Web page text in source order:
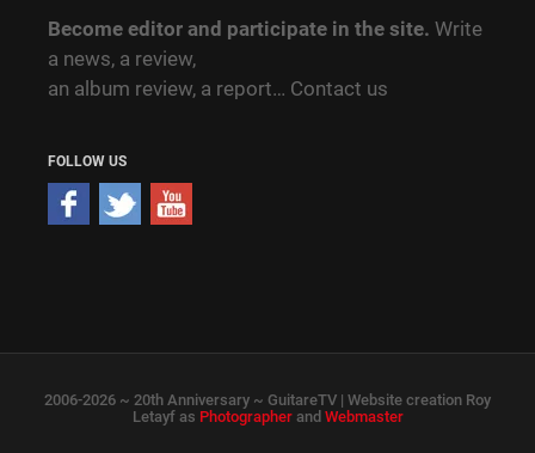
Become editor and participate in the site. Write
a news, a review,
an album review, a report… Contact us
FOLLOW US
2006-2026 ~ 20th Anniversary ~ GuitareTV | Website creation Roy
Letayf as Photographerand Webmaster